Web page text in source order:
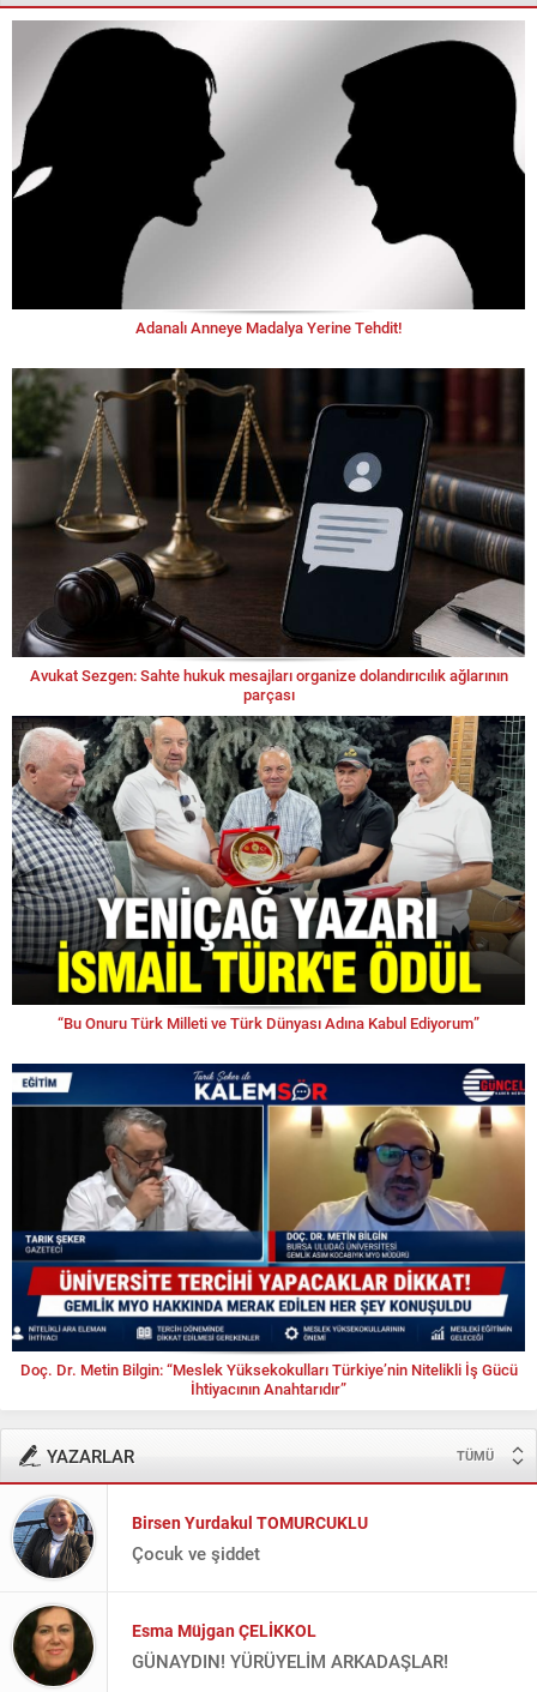
Adanalı Anneye Madalya Yerine Tehdit!
Avukat Sezgen: Sahte hukuk mesajları organize dolandırıcılık ağlarının
parçası
“Bu Onuru Türk Milleti ve Türk Dünyası Adına Kabul Ediyorum”
Doç. Dr. Metin Bilgin: “Meslek Yüksekokulları Türkiye’nin Nitelikli İş Gücü
İhtiyacının Anahtarıdır”
YAZARLAR TÜMÜ
Birsen Yurdakul TOMURCUKLU
Çocuk ve şiddet
Esma Müjgan ÇELİKKOL
Fatma ELALMIŞ